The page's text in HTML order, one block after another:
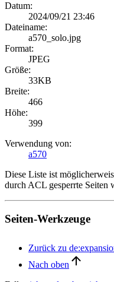
Datum:
2024/09/21 23:46
Dateiname:
a570_solo.jpg
Format:
JPEG
Größe:
33KB
Breite:
466
Höhe:
399
Verwendung von:
a570
Diese Liste ist
durch ACL gesperrte Seiten
Seiten-Werkzeuge
Zurück zu
Nach oben